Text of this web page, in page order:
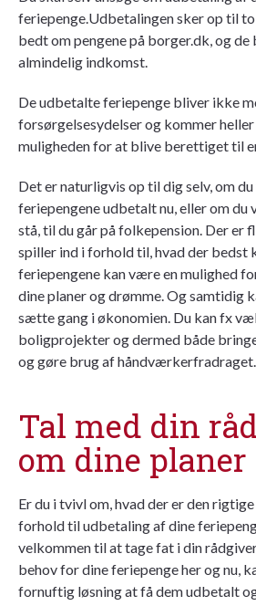
feriepenge.Udbetalingen sker op til
bedt om pengene på borger.dk, og
almindelig indkomst.
De udbetalte feriepenge bliver ikke
forsørgelsesydelser og kommer
muligheden for at blive berettiget til
Det er naturligvis op til dig selv, om
feriepengene udbetalt nu, eller om du
stå, til du går på folkepension. Der er
spiller ind i forhold til, hvad der bedst
feriepengene kan være en mulighed
dine planer og drømme. Og samtidig
sætte gang i økonomien. Du kan fx
boligprojekter og dermed både
og gøre brug af håndværkerfradraget.
Tal med din
om dine planer
Er du i tvivl om, hvad der er den
forhold til udbetaling af dine
velkommen til at tage fat i din
behov for dine feriepenge her og nu,
fornuftig løsning at få dem udbetalt